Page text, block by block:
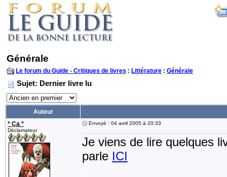
Générale
Le forum du Guide - Critiques de livres : Littérature : Générale
Sujet: Dernier livre lu
Auteur
* Ça *
Déclamateur
Envoyé : 04 avril 2005 à 20:33
Je viens de lire quelques
parle ICI